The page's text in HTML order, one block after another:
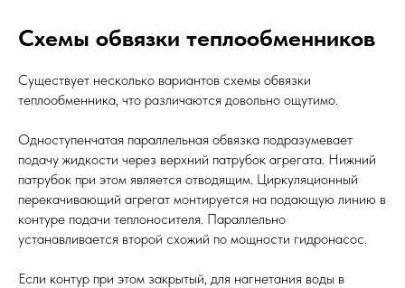
Схемы обвязки теплообменников
Существует несколько вариантов схемы обвязки
теплообменника, что различаются довольно ощутимо.
Одноступенчатая параллельная обвязка подразумевает
подачу жидкости через верхний патрубок агрегата. Нижний
патрубок при этом является отводящим. Циркуляционный
перекачивающий агрегат монтируется на подающую линию в
контуре подачи теплоносителя. Параллельно
устанавливается второй схожий по мощности гидронасос.
Если контур при этом закрытый, для нагнетания воды в